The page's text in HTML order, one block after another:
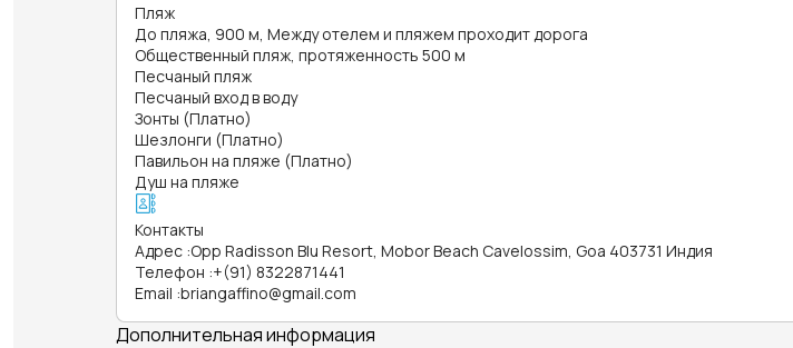
Пляж
До пляжа, 900 м, Между отелем и пляжем проходит дорога
Общественный пляж, протяженность 500 м
Песчаный пляж
Песчаный вход в воду
Зонты (Платно)
Шезлонги (Платно)
Павильон на пляже (Платно)
Душ на пляже
Контакты
Адрес :Opp Radisson Blu Resort, Mobor Beach Cavelossim, Goa 403731 Индия
Телефон :+(91) 8322871441
Email :briangaffino@gmail.com
Дополнительная информация